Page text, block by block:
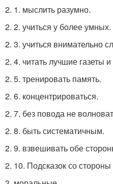
2. 1. мыслить разумно.
2. 2. учиться у более умных.
2. 3. учиться внимательно
2. 4. читать лучшие газеты и
2. 5. тренировать память.
2. 6. концентрироваться.
2. 7. без повода не
2. 8. быть систематичным.
2. 9. взвешивать обе
2. 10. Подсказок со стороны